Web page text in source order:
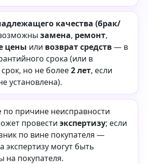
качества (брак/
замена, ремонт,
цены или возврат средств— в
срока (или в
но не более2 лет, если
установлена).
по причине неисправности
провести экспертизу; если
по вине покупателя —
экспертизу могут быть
на покупателя.